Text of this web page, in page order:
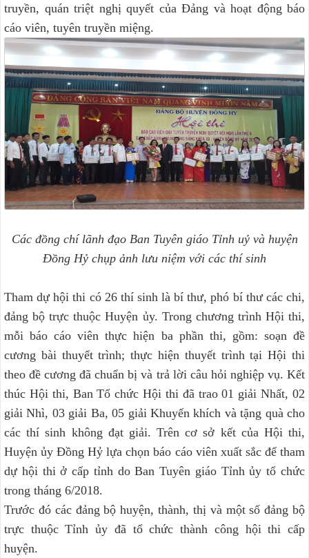
truyền, quán triệt nghị quyết của Đảng và hoạt động báo
cáo viên, tuyên truyền miệng.
Các đồng chí lãnh đạo Ban Tuyên giáo Tỉnh uỷ và huyện
Đồng Hỷ chụp ảnh lưu niệm với các thí sinh
Tham dự hội thi có 26 thí sinh là bí thư, phó bí thư các chi,
đảng bộ trực thuộc Huyện ủy. Trong chương trình Hội thi,
mỗi báo cáo viên thực hiện ba phần thi, gồm: soạn đề
cương bài thuyết trình; thực hiện thuyết trình tại Hội thi
theo đề cương đã chuẩn bị và trả lời câu hỏi nghiệp vụ. Kết
thúc Hội thi, Ban Tổ chức Hội thi đã trao 01 giải Nhất, 02
giải Nhì, 03 giải Ba, 05 giải Khuyến khích và tặng quà cho
các thí sinh không đạt giải. Trên cơ sở kết của Hội thi,
Huyện ủy Đồng Hỷ lựa chọn báo cáo viên xuất sắc để tham
dự hội thi ở cấp tỉnh do Ban Tuyên giáo Tỉnh ủy tổ chức
trong tháng 6/2018.
Trước đó các đảng bộ huyện, thành, thị và một số đảng bộ
trực thuộc Tỉnh ủy đã tổ chức thành công hội thi cấp
huyện.